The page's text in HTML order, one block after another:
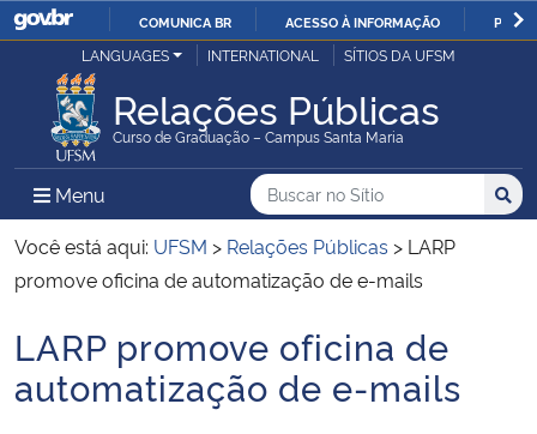
IR
O
COMUNICA BR ACESSO À INFORMAÇÃO
Ministério da Justiça e Segurança Pública
Ministério da Defesa
Ministério das Relações Exteriores
Ministério da Infraestrutura
LANGUAGES INTERNATIONAL SÍTIOS DA UFSM
Relações Públicas
Curso de Graduação – Campus Santa Maria
Menu Menu Principal do Sítio
Busca
Buscar no no Sítio
Busca:
Você está aqui: UFSM > Relações Públicas > LARP
promove oficina de automatização de e-mails
Início do conteúdo
LARP promove oficina de
automatização de e-mails